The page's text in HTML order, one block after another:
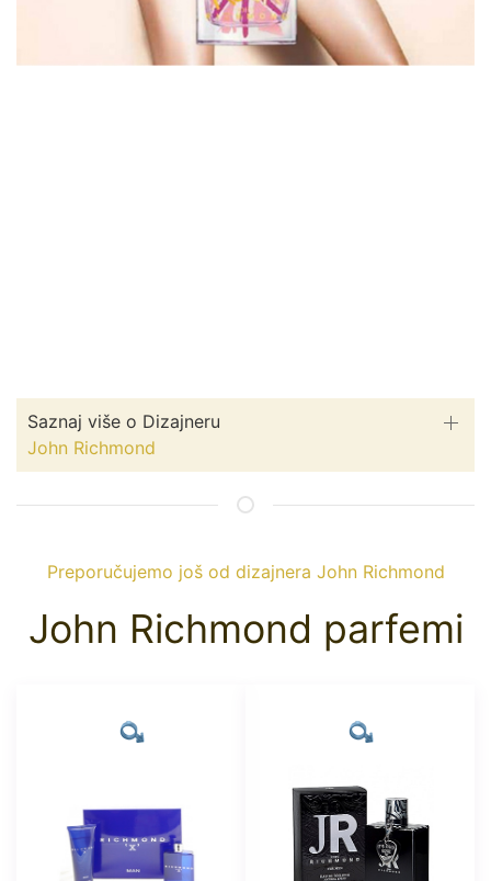
Saznaj više o Dizajneru
John Richmond
Preporučujemo još od dizajnera John Richmond
John Richmond parfemi